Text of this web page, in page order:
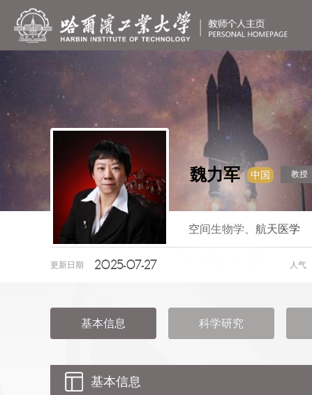
魏力军 中国 教授
空间生物学、航天医学
更新日期 2025-07-27 人气
基本信息 科学研究
基本信息